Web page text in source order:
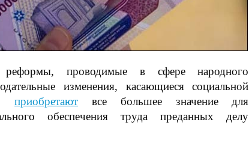
проводимые в сфере народного
изменения, касающиеся социальной
приобретают все большее значение для
обеспечения труда преданных делу